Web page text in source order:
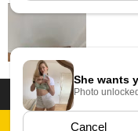
دسته بندی فیلم های سکسی